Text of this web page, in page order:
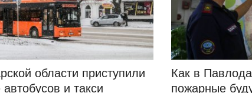
области приступили
и такси
Как в
пожарные